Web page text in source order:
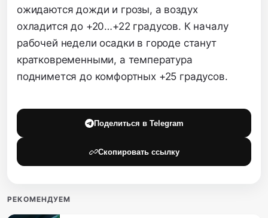
ожидаются дожди и грозы, а воздух
охладится до +20…+22 градусов. К началу
рабочей недели осадки в городе станут
кратковременными, а температура
поднимется до комфортных +25 градусов.
Поделиться в Telegram
Скопировать ссылку
РЕКОМЕНДУЕМ